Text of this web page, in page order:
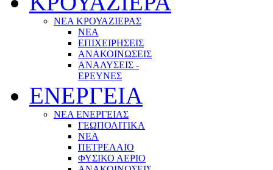
ΝΕΑ ΚΡΟΥΑΖΙΕΡΑΣ
NEA
ΕΠΙΧΕΙΡΗΣΕΙΣ
ΑΝΑΚΟΙΝΩΣΕΙΣ
ΑΝΑΛΥΣΕΙΣ -
ΕΡΕΥΝΕΣ
ΕΝΕΡΓΕΙΑ
ΝΕΑ ΕΝΕΡΓΕΙΑΣ
ΓΕΩΠΟΛΙΤΙΚΑ
ΝΕΑ
ΠΕΤΡΕΛΑΙΟ
ΦΥΣΙΚΟ ΑΕΡΙΟ